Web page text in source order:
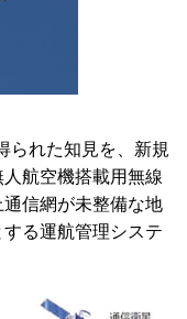
られた知見を、新規
航空機搭載用無線
信網が未整備な地
る運航管理システ